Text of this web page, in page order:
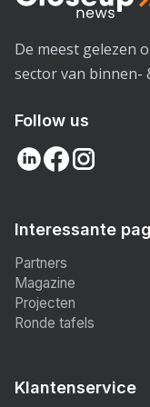
De meest gelezen
sector van binnen-
Follow us
Interessante
Partners
Magazine
Projecten
Ronde tafels
Klantenservice